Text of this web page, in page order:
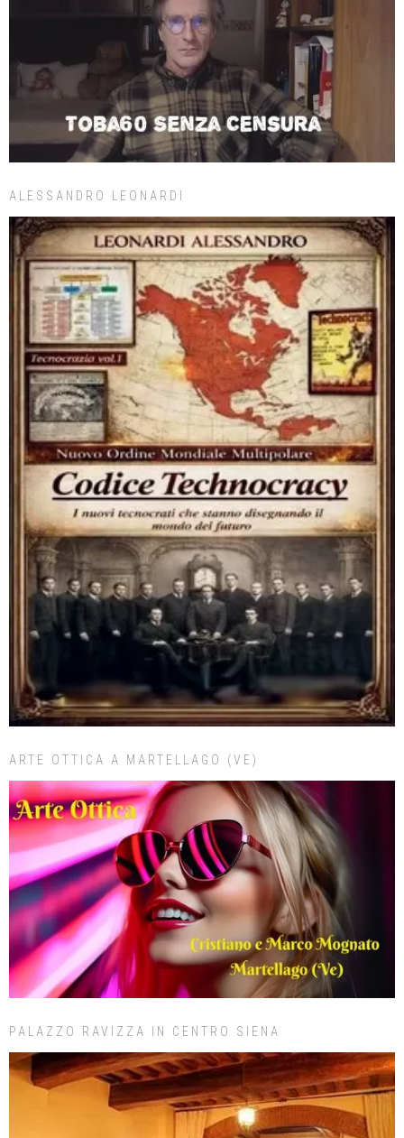
ALESSANDRO LEONARDI
ARTE OTTICA A MARTELLAGO (VE)
PALAZZO RAVIZZA IN CENTRO SIENA